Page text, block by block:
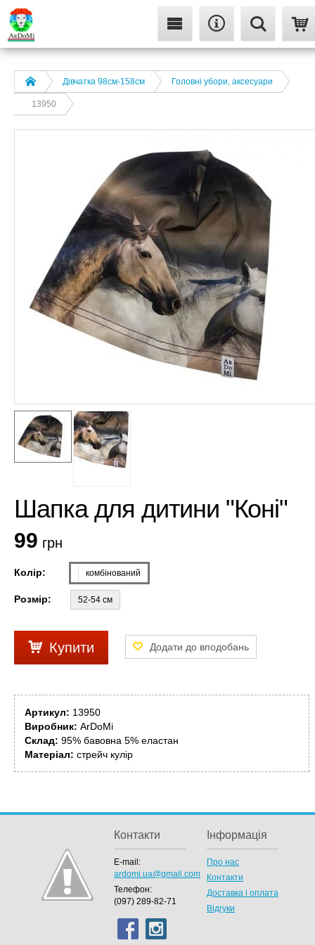
Дівчатка 98cм-158см Головні убори, аксесуари
13950
Шапка для дитини "Коні"
99 грн
Колір: комбінований
Розмір: 52-54 см
Купити
Артикул: 13950
Виробник: ArDoMi
Склад: 95% бавовна 5% еластан
Матеріал: стрейч кулір
Контакти
E-mail:
ardomi.ua@gmail.com
Телефон:
(097) 289-82-71
Інформація
Про нас
Контакти
Доставка і оплата
Відгуки